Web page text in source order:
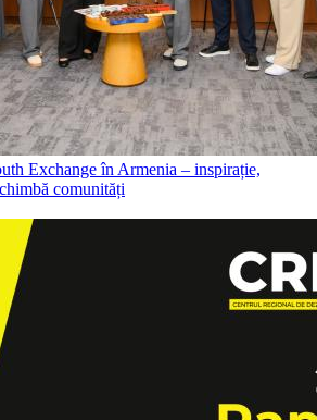
Exchange în Armenia – inspirație,
comunități